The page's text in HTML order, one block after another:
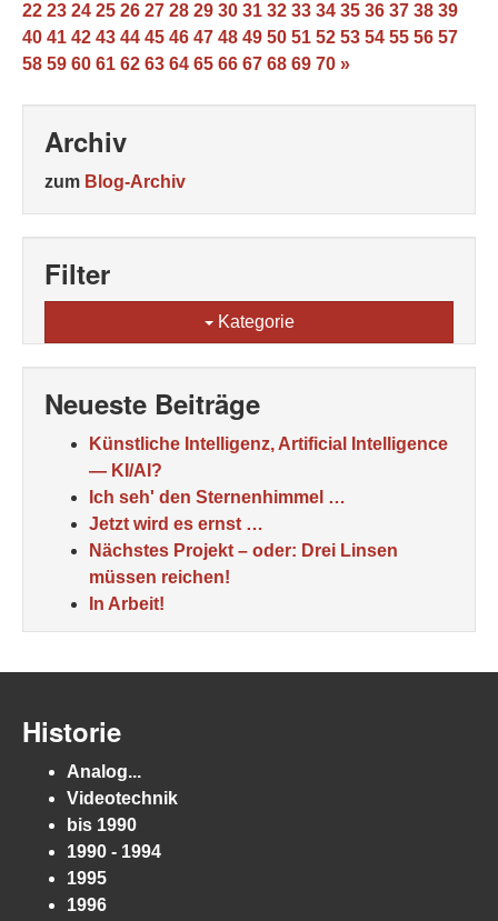
22 23 24 25 26 27 28 29 30 31 32 33 34 35 36 37 38 39
40 41 42 43 44 45 46 47 48 49 50 51 52 53 54 55 56 57
58 59 60 61 62 63 64 65 66 67 68 69 70 »
Archiv
zum Blog-Archiv
Filter
Kategorie
Neueste Beiträge
Künstliche Intelligenz, Artificial Intelligence
— KI/AI?
Ich seh' den Sternenhimmel …
Jetzt wird es ernst …
Nächstes Projekt – oder: Drei Linsen
müssen reichen!
In Arbeit!
Historie
Analog...
Videotechnik
bis 1990
1990 - 1994
1995
1996